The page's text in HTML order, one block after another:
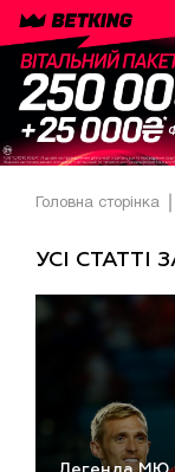
Головна сторінка
УСІ СТАТТІ